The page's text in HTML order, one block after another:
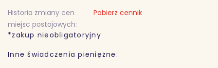
Historia zmiany cen
miejsc postojowych:
Pobierz cennik
*zakup nieobligatoryjny
Inne świadczenia pieniężne: